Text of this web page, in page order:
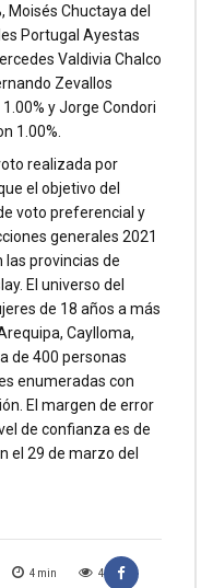
4 min 4
Moisés Chuctaya del
Portugal Ayestas
Valdivia Chalco
Zevallos
y Jorge Condori
1.00%.
realizada por
el objetivo del
voto preferencial y
generales 2021
las provincias de
El universo del
de 18 años a más
Caylloma,
de 400 personas
enumeradas con
El margen de error
de confianza es de
el 29 de marzo del